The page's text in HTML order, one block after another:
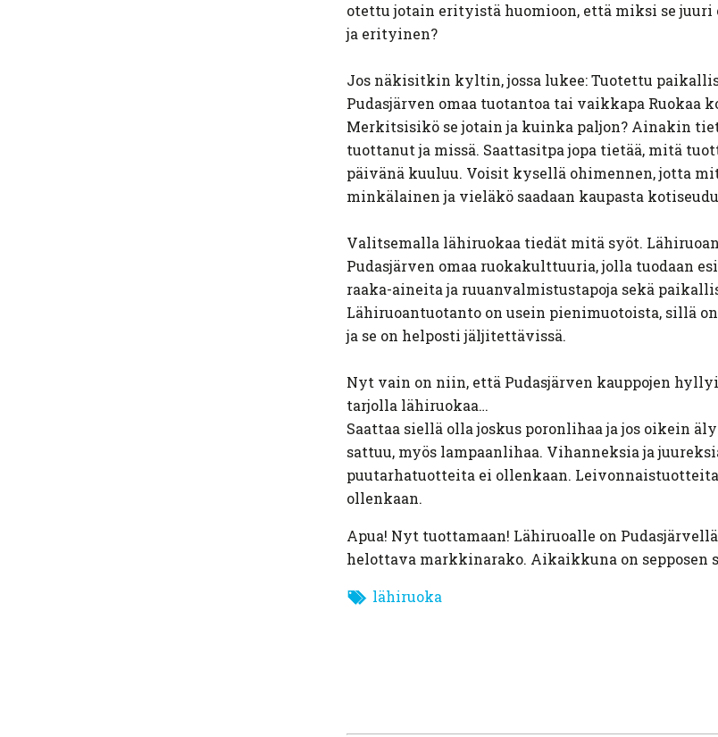
otettu jotain erityistä huomioon, että miksi se
ja erityinen?
Jos näkisitkin kyltin, jossa lukee: Tuotettu
Pudasjärven omaa tuotantoa tai vaikkapa Ruokaa
Merkitsisikö se jotain ja kuinka paljon? Ainakin
tuottanut ja missä. Saattasitpa jopa tietää, mitä
päivänä kuuluu. Voisit kysellä ohimennen, jotta
minkälainen ja vieläkö saadaan kaupasta
Valitsemalla lähiruokaa tiedät mitä syöt.
Pudasjärven omaa ruokakulttuuria, jolla tuodaan
raaka-aineita ja ruuanvalmistustapoja sekä
Lähiruoantuotanto on usein pienimuotoista, sillä
ja se on helposti jäljitettävissä.
Nyt vain on niin, että Pudasjärven kauppojen
tarjolla lähiruokaa…
Saattaa siellä olla joskus poronlihaa ja jos oikein
sattuu, myös lampaanlihaa. Vihanneksia ja
puutarhatuotteita ei ollenkaan.
ollenkaan.
Apua! Nyt tuottamaan! Lähiruoalle on
helottava markkinarako. Aikaikkuna on sepposen
lähiruoka